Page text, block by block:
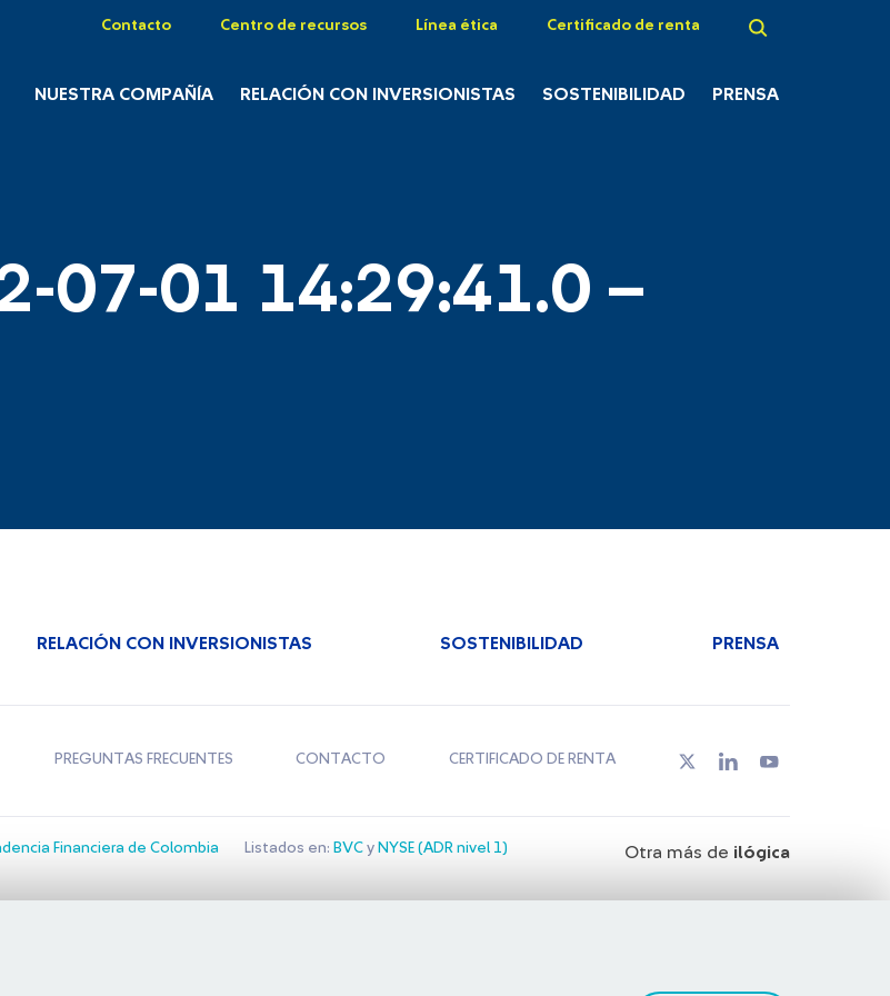
Contacto Centro de recursos Línea ética Certificado de renta
NUESTRA COMPAÑÍA RELACIÓN CON INVERSIONISTAS SOSTENIBILIDAD PRENSA
07-01 14:29:41.0 –
RELACIÓN CON INVERSIONISTAS SOSTENIBILIDAD PRENSA
PREGUNTAS FRECUENTES CONTACTO CERTIFICADO DE RENTA
Financiera de Colombia Listados en: BVCy NYSE (ADR nivel 1) Otra más de ilógica